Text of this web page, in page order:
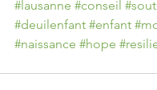
#lausanne #conseil
#deuilenfant #enfant
#naissance #hope